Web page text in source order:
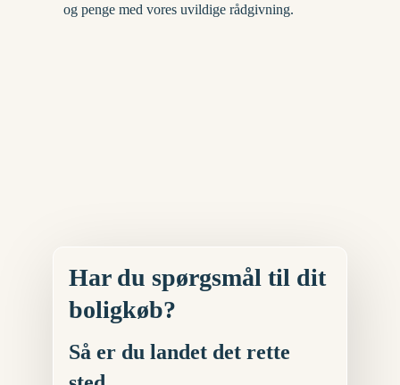
og penge med vores uvildige rådgivning.
Har du spørgsmål til dit
boligkøb?
Så er du landet det rette